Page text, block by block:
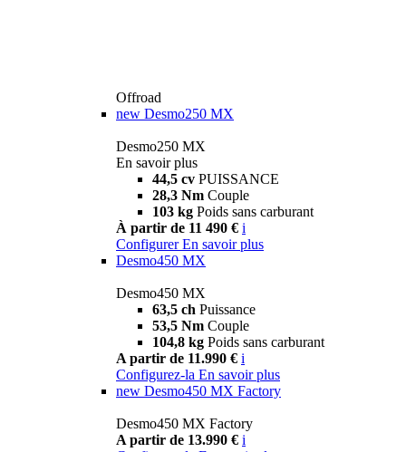
Offroad
new Desmo250 MX
Desmo250 MX
En savoir plus
44,5 cv PUISSANCE
28,3 Nm Couple
103 kg Poids sans carburant
À partir de 11 490 € i
Configurer En savoir plus
Desmo450 MX
Desmo450 MX
63,5 ch Puissance
53,5 Nm Couple
104,8 kg Poids sans carburant
A partir de 11.990 € i
Configurez-la En savoir plus
new Desmo450 MX Factory
Desmo450 MX Factory
A partir de 13.990 € i